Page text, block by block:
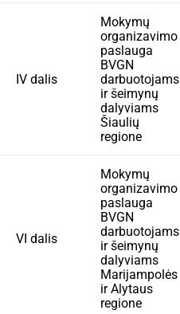
IV dalis
Mokymų
organizavimo
paslauga
BVGN
darbuotojams
ir šeimynų
dalyviams
Šiaulių
regione
VI dalis
Mokymų
organizavimo
paslauga
BVGN
darbuotojams
ir šeimynų
dalyviams
Marijampolės
ir Alytaus
regione